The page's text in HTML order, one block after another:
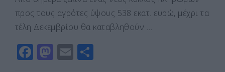
προς τους αγρότες ύψους 538 εκατ. ευρώ, μέχρι τα
τέλη Δεκεμβρίου θα καταβληθούν …
F M E